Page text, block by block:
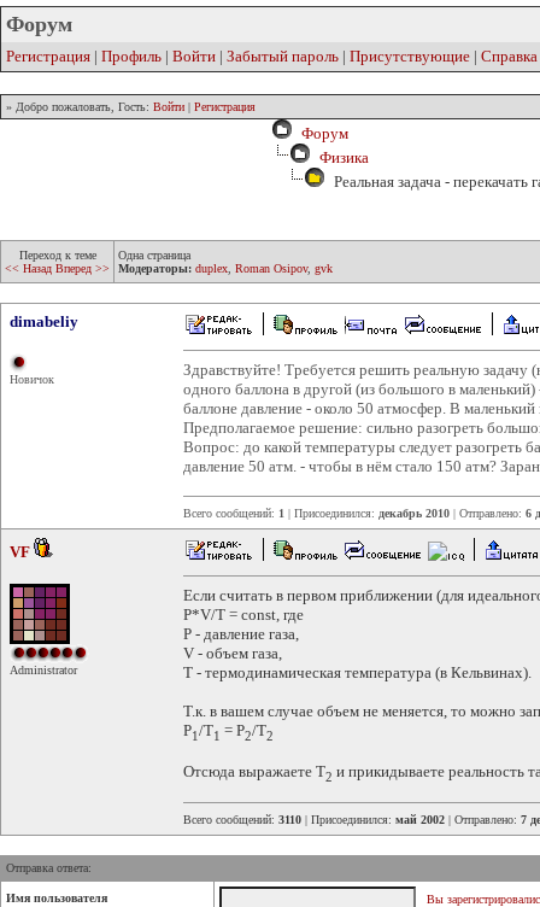
Форум
Регистрация | Профиль | Войти | Забытый пароль | Присутствующие | Справка
» Добро пожаловать, Гость: Войти | Регистрация
Форум
Физика
Реальная задача - перекачать
Переход к теме
<< Назад Вперед >>
Одна страница
Модераторы: duplex Roman Osipov, gvk
dimabeliy
Новичок
Здравствуйте! Требуется решить реальную задачу
одного баллона в другой (из большого в
баллоне давление - около 50 атмосфер. В
Предполагаемое решение: сильно разогреть
Вопрос: до какой температуры следует разогреть
давление 50 атм. - чтобы в нём стало 150 атм?
Всего сообщений: 1 | Присоединился: декабрь 2010 | Отправлено: 6
VF
Administrator
Если считать в первом приближении (для
P*V/T = const, где
P - давление газа,
V - объем газа,
T - термодинамическая температура (в Кельвинах).
Т.к. в вашем случае объем не меняется, то можно
P1/T1 = P2/T2
Отсюда выражаете Т2 и прикидываете реальность
Всего сообщений: 3110 | Присоединился: май 2002 | Отправлено: 7
Отправка ответа:
Имя пользователя Вы